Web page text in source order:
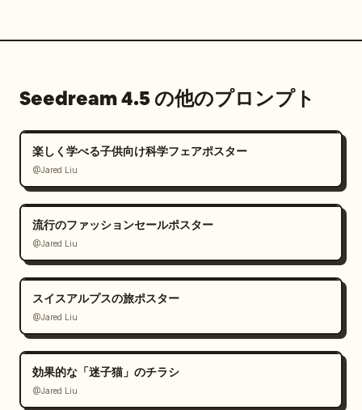
Seedream 4.5 の他のプロンプト
楽しく学べる子供向け科学フェアポスター
@Jared Liu
流行のファッションセールポスター
@Jared Liu
スイスアルプスの旅ポスター
@Jared Liu
効果的な「迷子猫」のチラシ
@Jared Liu